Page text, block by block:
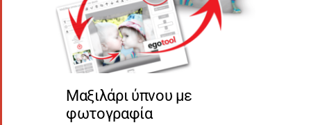
Μαξιλάρι ύπνου με
φωτογραφία